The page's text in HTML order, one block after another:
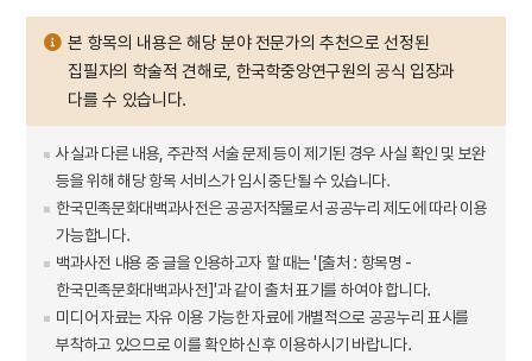
본 항목의 내용은 해당 분야 전문가의 추천으로 선정된
집필자의 학술적 견해로, 한국학중앙연구원의 공식 입장과
다를 수 있습니다.
사실과 다른 내용, 주관적 서술 문제 등이 제기된 경우 사실 확인 및 보완
등을 위해 해당 항목 서비스가 임시 중단될 수 있습니다.
한국민족문화대백과사전은 공공저작물로서 공공누리 제도에 따라 이용
가능합니다.
백과사전 내용 중 글을 인용하고자 할 때는 '[출처 : 항목명 -
한국민족문화대백과사전]'과 같이 출처 표기를 하여야 합니다.
미디어 자료는 자유 이용 가능한 자료에 개별적으로 공공누리 표시를
부착하고 있으므로 이를 확인하신 후 이용하시기 바랍니다.